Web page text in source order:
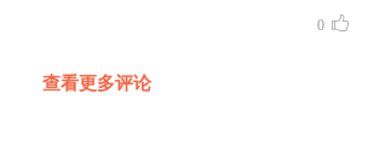
0
查看更多评论